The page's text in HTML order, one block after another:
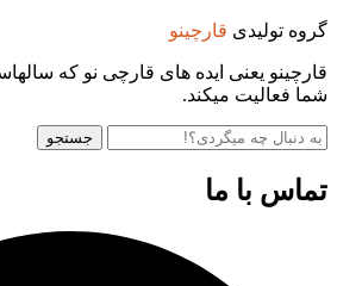
گروه تولیدی قارچینو
قارچینو یعنی ایده های قارچی نو که
شما فعالیت میکند.
جستجو
تماس با ما